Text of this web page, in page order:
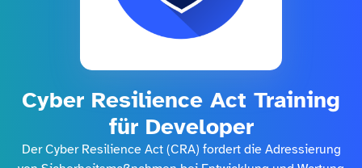
Cyber Resilience Act Training
für Developer
Der Cyber Resilience Act (CRA) fordert die Adressierung